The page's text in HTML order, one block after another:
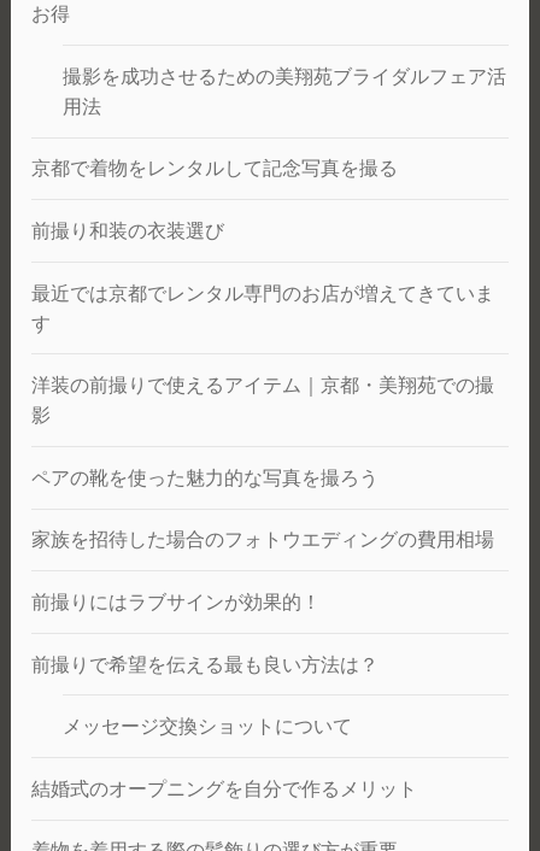
お得
撮影を成功させるための美翔苑ブライダルフェア活
用法
京都で着物をレンタルして記念写真を撮る
前撮り和装の衣装選び
最近では京都でレンタル専門のお店が増えてきていま
す
洋装の前撮りで使えるアイテム｜京都・美翔苑での撮
影
ペアの靴を使った魅力的な写真を撮ろう
家族を招待した場合のフォトウエディングの費用相場
前撮りにはラブサインが効果的！
前撮りで希望を伝える最も良い方法は？
メッセージ交換ショットについて
結婚式のオープニングを自分で作るメリット